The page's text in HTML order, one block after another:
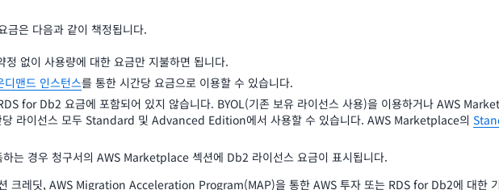
은 다음과 같이 책정됩니다.
정 없이 사용량에 대한 요금만 지불하면 됩니다.
디맨드 인스턴스를 통한 시간당 요금으로 이용할 수 있습니다.
for Db2 요금에 포함되어 있지 않습니다. BYOL(기존 보유 라이선스 사용)을 이용하거나 AWS
당 라이선스 모두 Standard 및 Advanced Edition에서 사용할 수 있습니다. AWS Marketplace의
하는 경우 청구서의 AWS Marketplace 섹션에 Db2 라이선스 요금이 표시됩니다.
크레딧, AWS Migration Acceleration Program(MAP)을 통한 AWS 투자 또는 RDS for Db2에 대한